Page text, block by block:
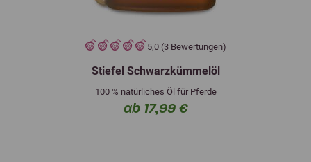
5,0 (3 Bewertungen)
Stiefel Schwarzkümmelöl
100 % natürliches Öl für Pferde
ab 17,99 €